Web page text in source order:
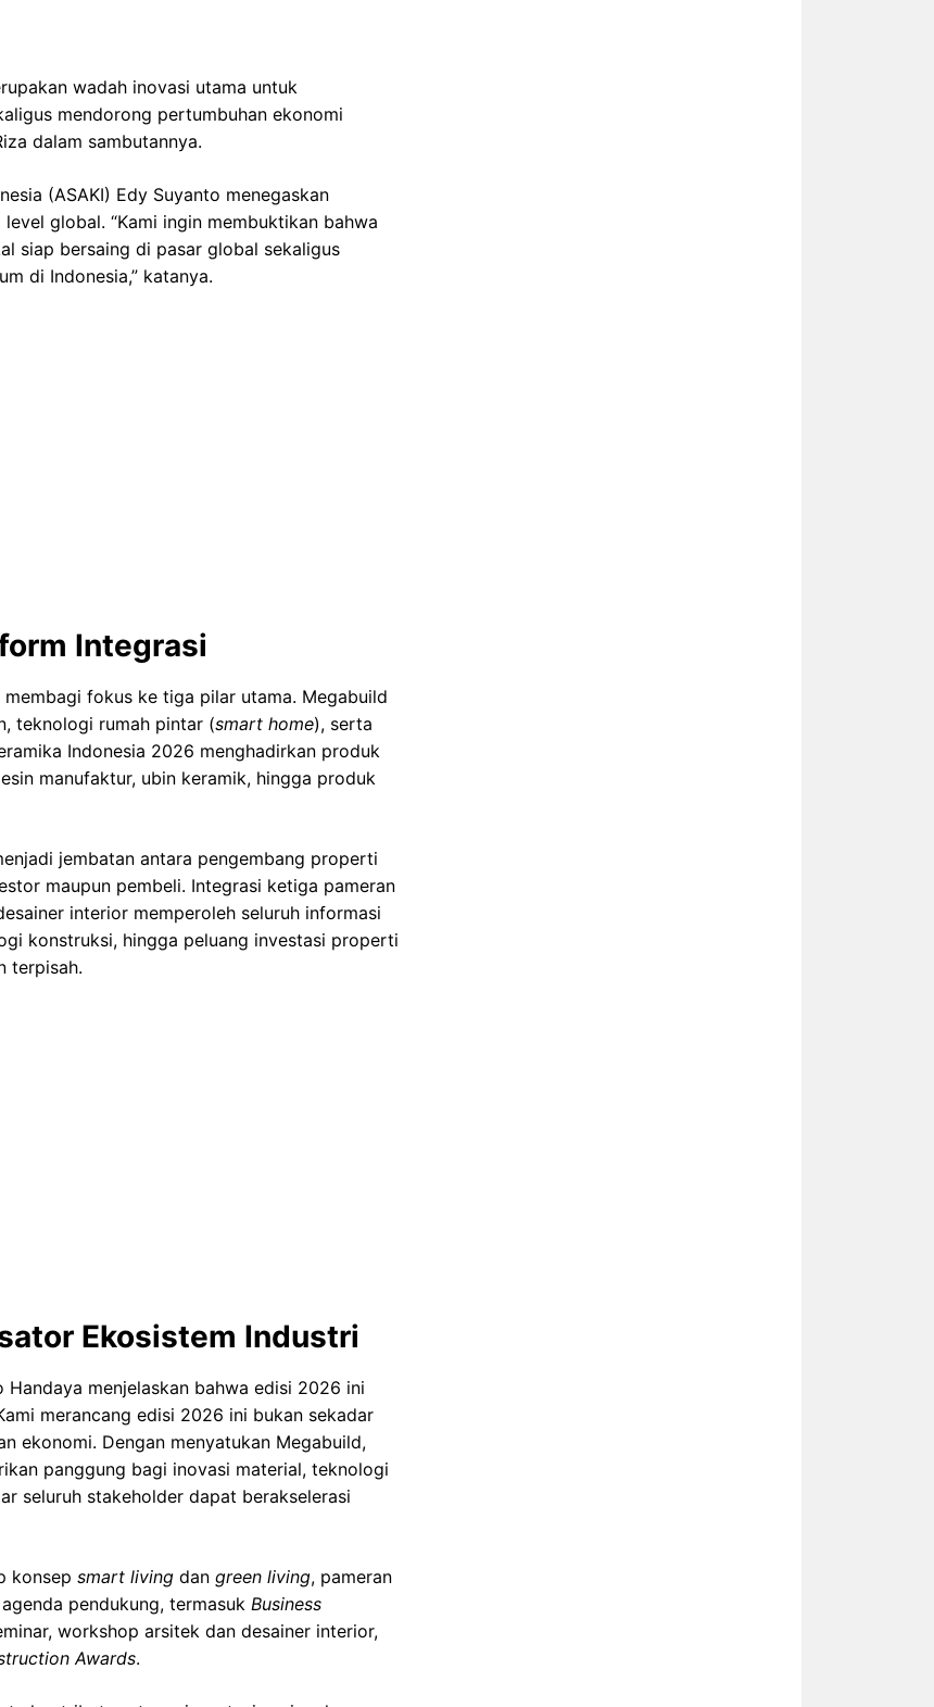
wadah inovasi utama untuk
mendorong pertumbuhan ekonomi
dalam sambutannya.
(ASAKI) Edy Suyanto menegaskan
global. “Kami ingin membuktikan bahwa
siap bersaing di pasar global sekaligus
di Indonesia,” katanya.
Integrasi
fokus ke tiga pilar utama. Megabuild
teknologi rumah pintar (smart home), serta
Indonesia 2026 menghadirkan produk
manufaktur, ubin keramik, hingga produk
jembatan antara pengembang properti
maupun pembeli. Integrasi ketiga pameran
interior memperoleh seluruh informasi
konstruksi, hingga peluang investasi properti
terpisah.
Ekosistem Industri
menjelaskan bahwa edisi 2026 ini
merancang edisi 2026 ini bukan sekadar
ekonomi. Dengan menyatukan Megabuild,
panggung bagi inovasi material, teknologi
seluruh stakeholder dapat berakselerasi
konsep smart living dan green living, pameran
pendukung, termasuk Business
workshop arsitek dan desainer interior,
Awards.